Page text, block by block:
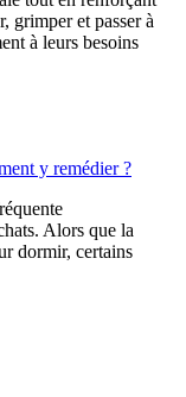
grimper et passer à
à leurs besoins
y remédier ?
Alors que la
dormir, certains